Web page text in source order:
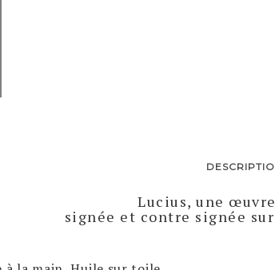
Lucius, une
signée et contre signée